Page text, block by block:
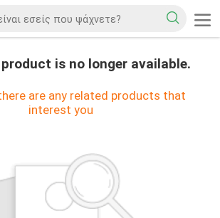
is no longer available.
are any related products that
interest you